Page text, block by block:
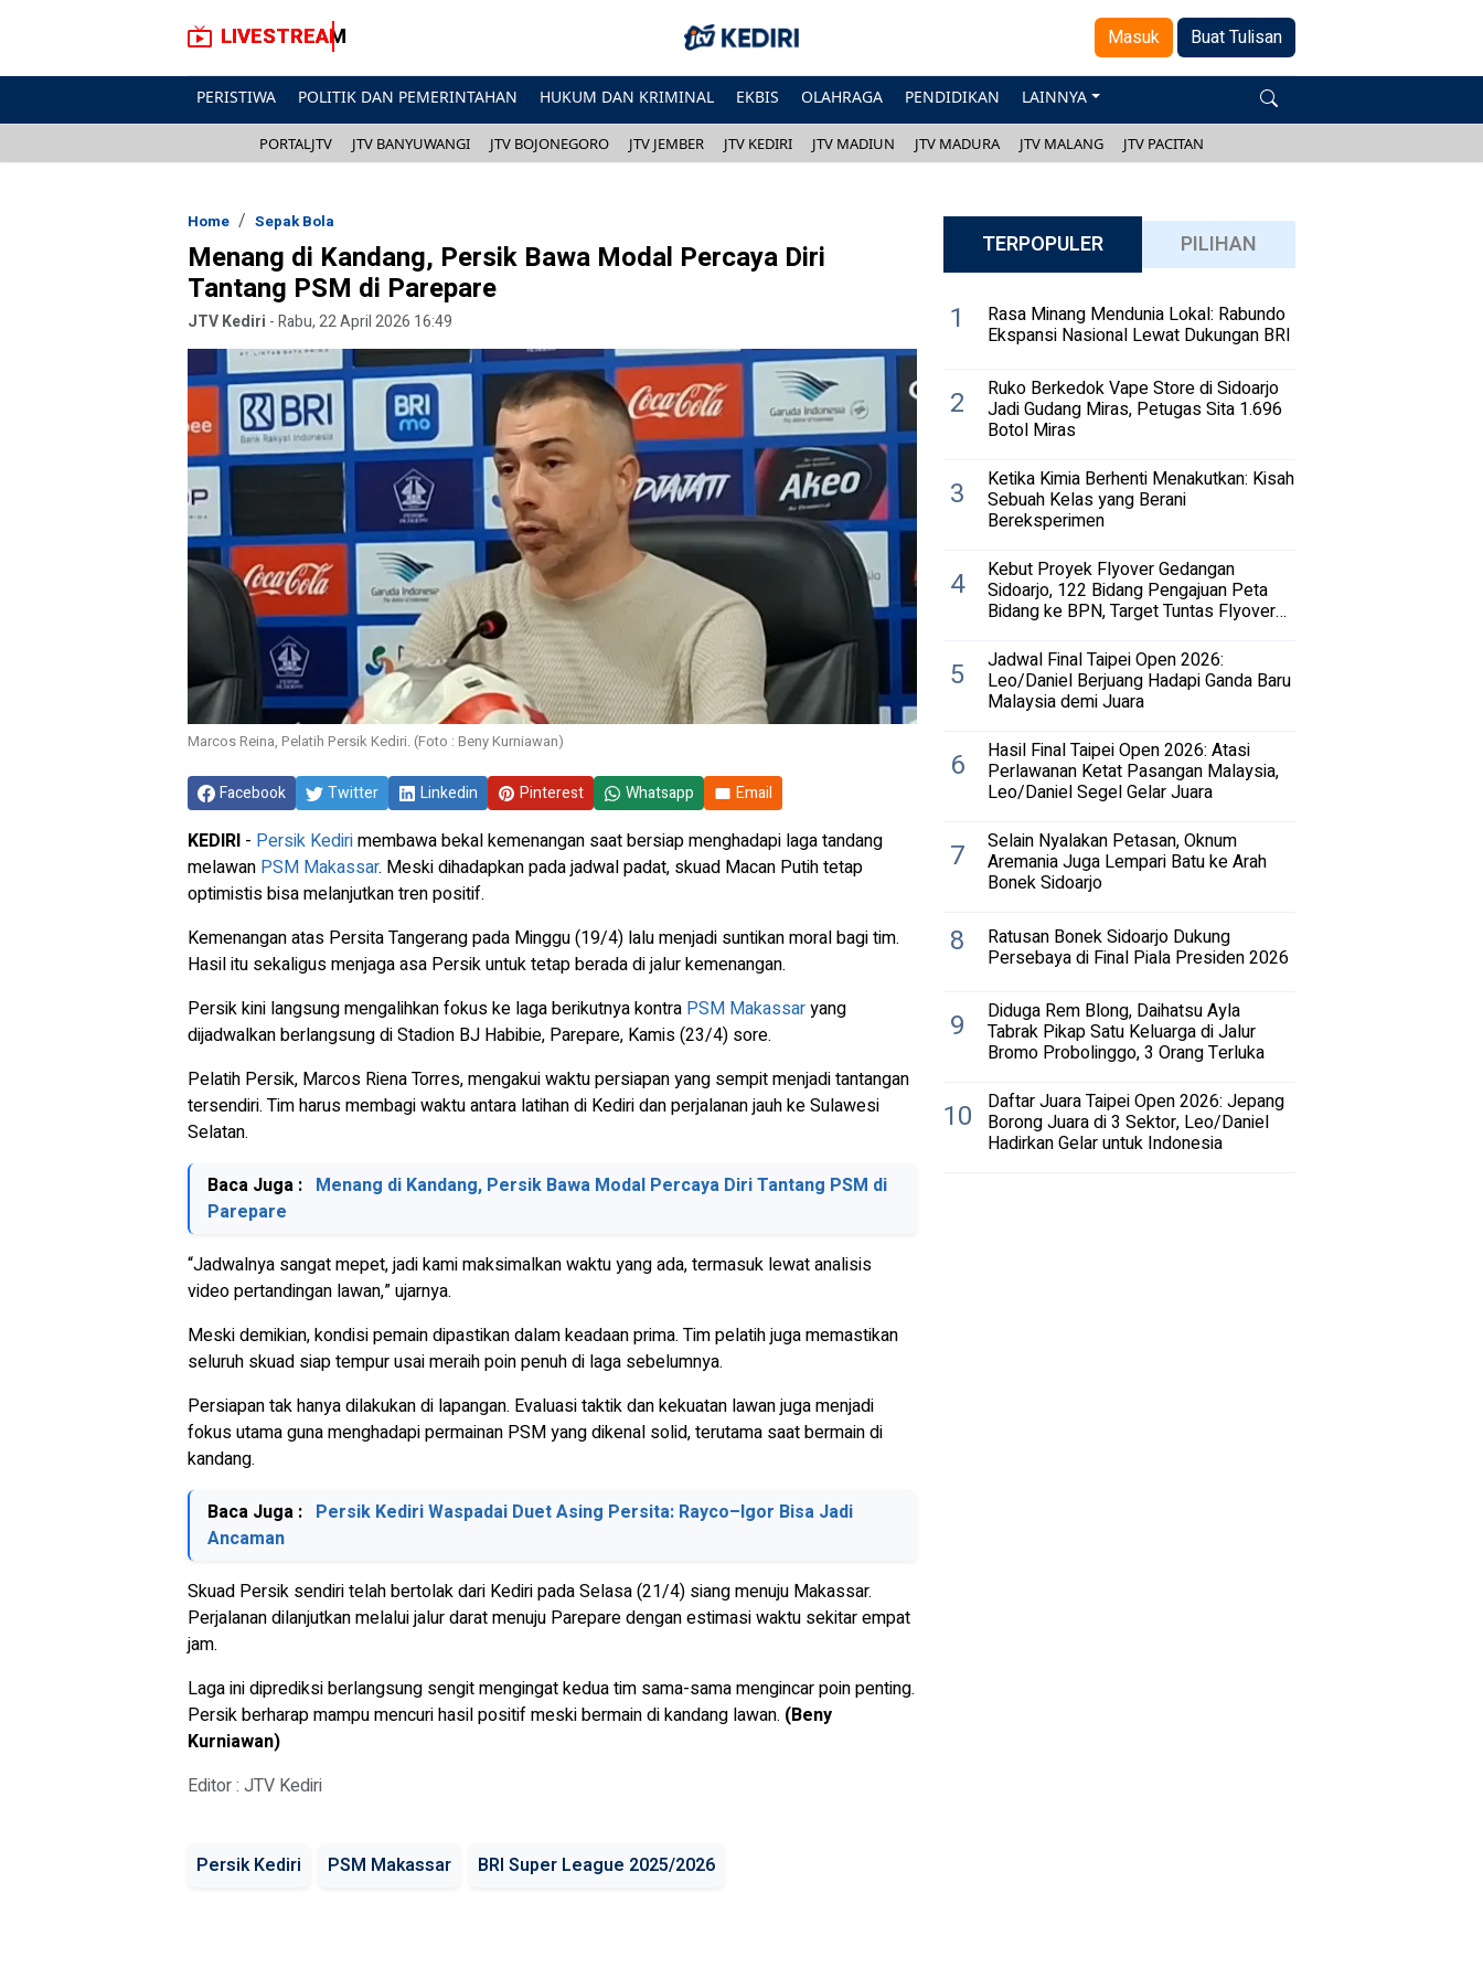
LIVESTREAM Masuk Buat Tulisan
PERISTIWA POLITIK DAN PEMERINTAHAN HUKUM DAN KRIMINAL EKBIS OLAHRAGA PENDIDIKAN LAINNYA
PORTALJTV JTV BANYUWANGI JTV BOJONEGORO JTV JEMBER JTV KEDIRI JTV MADIUN JTV MADURA JTV MALANG JTV PACITAN
Home Sepak Bola
Menang di Kandang, Persik Bawa Modal Percaya Diri
Tantang PSM di Parepare
JTV Kediri -Rabu, 22 April 2026 16:49
Marcos Reina, Pelatih Persik Kediri. (Foto : Beny Kurniawan)
Facebook Twitter Linkedin Pinterest Whatsapp Email
KEDIRI - Persik Kedirimembawa bekal kemenangan saat bersiap menghadapi laga tandang
melawan PSM Makassar. Meski dihadapkan pada jadwal padat, skuad Macan Putih tetap
optimistis bisa melanjutkan tren positif.
Kemenangan atas Persita Tangerang pada Minggu (19/4) lalu menjadi suntikan moral bagi tim.
Hasil itu sekaligus menjaga asa Persik untuk tetap berada di jalur kemenangan.
Persik kini langsung mengalihkan fokus ke laga berikutnya kontra PSM Makassaryang
dijadwalkan berlangsung di Stadion BJ Habibie, Parepare, Kamis (23/4) sore.
Pelatih Persik, Marcos Riena Torres, mengakui waktu persiapan yang sempit menjadi tantangan
tersendiri. Tim harus membagi waktu antara latihan di Kediri dan perjalanan jauh ke Sulawesi
Selatan.
Baca Juga : Menang di Kandang, Persik Bawa Modal Percaya Diri Tantang PSM di
Parepare
“Jadwalnya sangat mepet, jadi kami maksimalkan waktu yang ada, termasuk lewat analisis
video pertandingan lawan,” ujarnya.
Meski demikian, kondisi pemain dipastikan dalam keadaan prima. Tim pelatih juga memastikan
seluruh skuad siap tempur usai meraih poin penuh di laga sebelumnya.
Persiapan tak hanya dilakukan di lapangan. Evaluasi taktik dan kekuatan lawan juga menjadi
fokus utama guna menghadapi permainan PSM yang dikenal solid, terutama saat bermain di
kandang.
Baca Juga : Persik Kediri Waspadai Duet Asing Persita: Rayco–Igor Bisa Jadi
Ancaman
Skuad Persik sendiri telah bertolak dari Kediri pada Selasa (21/4) siang menuju Makassar.
Perjalanan dilanjutkan melalui jalur darat menuju Parepare dengan estimasi waktu sekitar empat
jam.
Laga ini diprediksi berlangsung sengit mengingat kedua tim sama-sama mengincar poin penting.
Persik berharap mampu mencuri hasil positif meski bermain di kandang lawan. (Beny
Kurniawan)
Editor : JTV Kediri
Persik Kediri PSM Makassar BRI Super League 2025/2026
TERPOPULER PILIHAN
1 Rasa Minang Mendunia Lokal: Rabundo
Ekspansi Nasional Lewat Dukungan BRI
2 Ruko Berkedok Vape Store di Sidoarjo
Jadi Gudang Miras, Petugas Sita 1.696
Botol Miras
3 Ketika Kimia Berhenti Menakutkan: Kisah
Sebuah Kelas yang Berani
Bereksperimen
4 Kebut Proyek Flyover Gedangan
Sidoarjo, 122 Bidang Pengajuan Peta
Bidang ke BPN, Target Tuntas Flyover
5 Jadwal Final Taipei Open 2026:
Leo/Daniel Berjuang Hadapi Ganda Baru
Malaysia demi Juara
6 Hasil Final Taipei Open 2026: Atasi
Perlawanan Ketat Pasangan Malaysia,
Leo/Daniel Segel Gelar Juara
7 Selain Nyalakan Petasan, Oknum
Aremania Juga Lempari Batu ke Arah
Bonek Sidoarjo
8 Ratusan Bonek Sidoarjo Dukung
Persebaya di Final Piala Presiden 2026
9 Diduga Rem Blong, Daihatsu Ayla
Tabrak Pikap Satu Keluarga di Jalur
Bromo Probolinggo, 3 Orang Terluka
10 Daftar Juara Taipei Open 2026: Jepang
Borong Juara di 3 Sektor, Leo/Daniel
Hadirkan Gelar untuk Indonesia